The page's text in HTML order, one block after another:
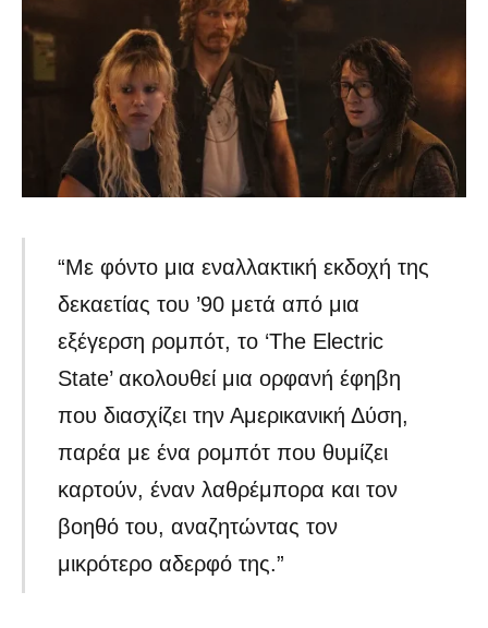
“Με φόντο μια εναλλακτική εκδοχή της
δεκαετίας του ’90 μετά από μια
εξέγερση ρομπότ, το ‘The Electric
State’ ακολουθεί μια ορφανή έφηβη
που διασχίζει την Αμερικανική Δύση,
παρέα με ένα ρομπότ που θυμίζει
καρτούν, έναν λαθρέμπορα και τον
βοηθό του, αναζητώντας τον
μικρότερο αδερφό της.”